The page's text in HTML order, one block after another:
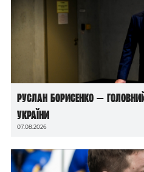
Руслан Борисенко —
України
07.08.2026